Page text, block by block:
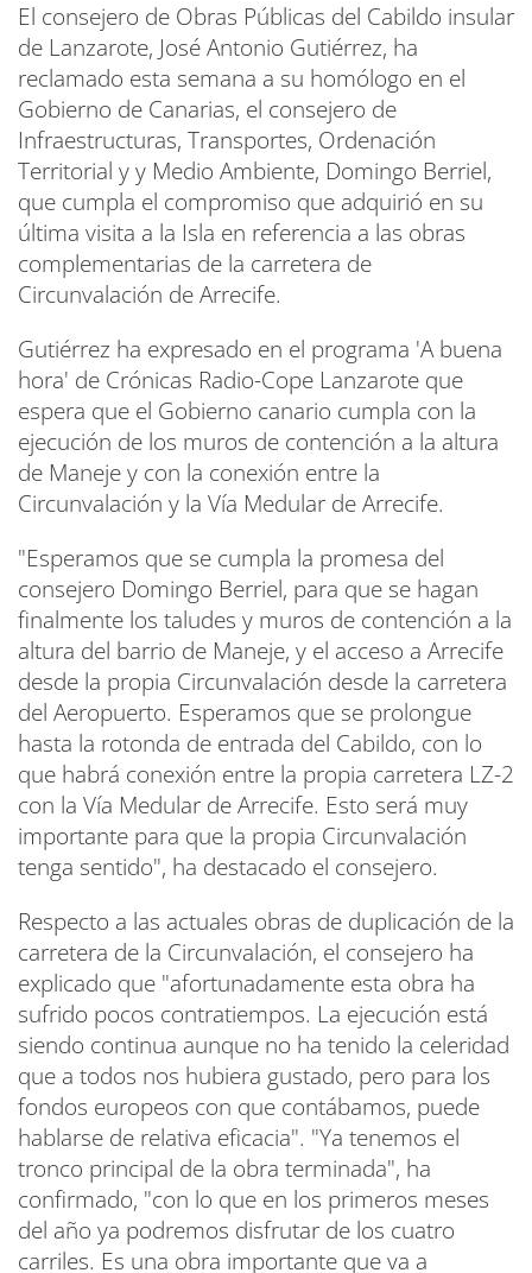
El consejero de Obras Públicas del Cabildo insular
de Lanzarote, José Antonio Gutiérrez, ha
reclamado esta semana a su homólogo en el
Gobierno de Canarias, el consejero de
Infraestructuras, Transportes, Ordenación
Territorial y y Medio Ambiente, Domingo Berriel,
que cumpla el compromiso que adquirió en su
última visita a la Isla en referencia a las obras
complementarias de la carretera de
Circunvalación de Arrecife.
Gutiérrez ha expresado en el programa 'A buena
hora' de Crónicas Radio-Cope Lanzarote que
espera que el Gobierno canario cumpla con la
ejecución de los muros de contención a la altura
de Maneje y con la conexión entre la
Circunvalación y la Vía Medular de Arrecife.
"Esperamos que se cumpla la promesa del
consejero Domingo Berriel, para que se hagan
finalmente los taludes y muros de contención a la
altura del barrio de Maneje, y el acceso a Arrecife
desde la propia Circunvalación desde la carretera
del Aeropuerto. Esperamos que se prolongue
hasta la rotonda de entrada del Cabildo, con lo
que habrá conexión entre la propia carretera LZ-2
con la Vía Medular de Arrecife. Esto será muy
importante para que la propia Circunvalación
tenga sentido", ha destacado el consejero.
Respecto a las actuales obras de duplicación de la
carretera de la Circunvalación, el consejero ha
explicado que "afortunadamente esta obra ha
sufrido pocos contratiempos. La ejecución está
siendo continua aunque no ha tenido la celeridad
que a todos nos hubiera gustado, pero para los
fondos europeos con que contábamos, puede
hablarse de relativa eficacia". "Ya tenemos el
tronco principal de la obra terminada", ha
confirmado, "con lo que en los primeros meses
del año ya podremos disfrutar de los cuatro
carriles. Es una obra importante que va a